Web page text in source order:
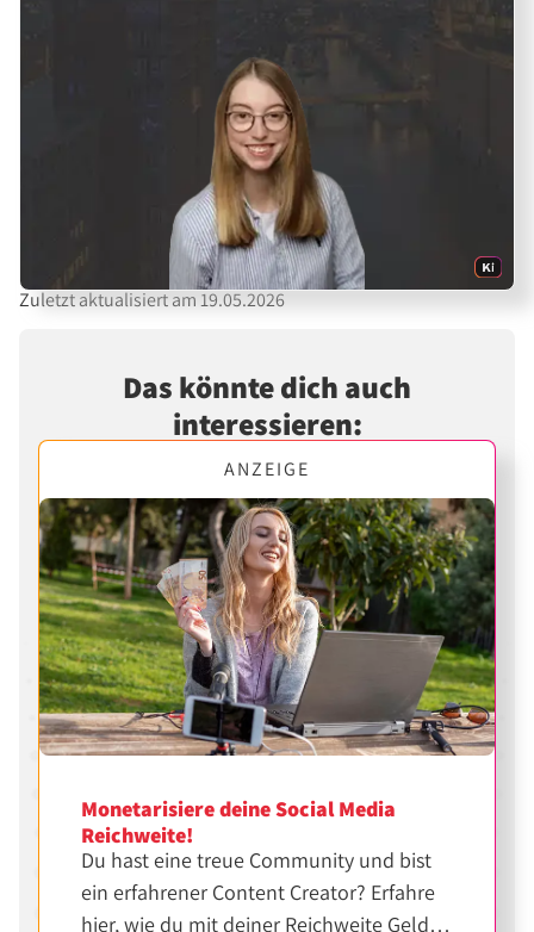
Zuletzt aktualisiert am 19.05.2026
Das könnte dich auch
interessieren:
ANZEIGE
Monetarisiere deine Social Media
Reichweite!
Du hast eine treue Community und bist
ein erfahrener Content Creator? Erfahre
hier, wie du mit deiner Reichweite Geld